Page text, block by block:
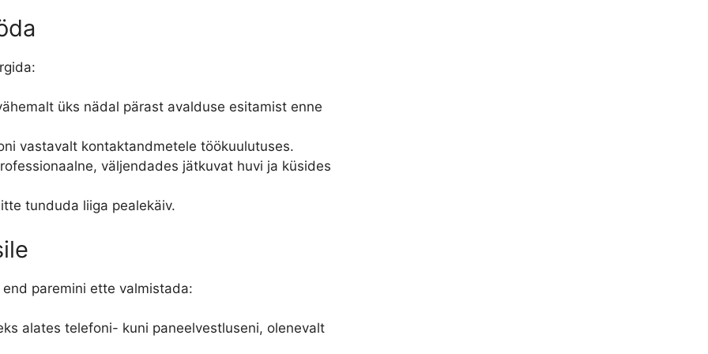
üks nädal pärast avalduse esitamist enne
vastavalt kontaktandmetele töökuulutuses.
väljendades jätkuvat huvi ja küsides
tunduda liiga pealekäiv.
paremini ette valmistada:
alates telefoni- kuni paneelvestluseni, olenevalt